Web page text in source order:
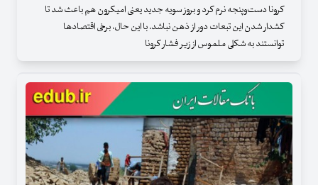
کرونا دست‌وپنجه نرم کرد و بروز سویه جدید یعنی امیکرون هم باعث شد تا
کشدار شدن این تبعات دور از ذهن نباشد. با این حال، برخی اقتصادها
توانستند به شکلی ملموس از زیر فشار کرونا